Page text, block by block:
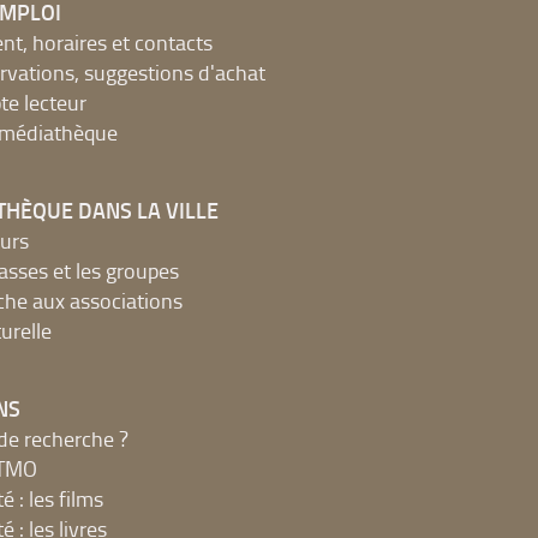
horaires et contacts
suggestions d'achat
lecteur
DANS LA VILLE
et les groupes
aux associations
recherche ?
: les films
: les livres